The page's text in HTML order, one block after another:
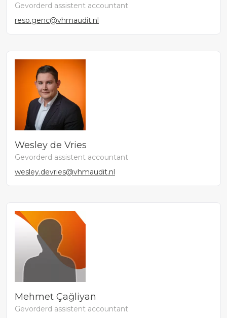
Gevorderd assistent accountant
reso.genc@vhmaudit.nl
Wesley de Vries
Gevorderd assistent accountant
wesley.devries@vhmaudit.nl
Mehmet Çağliyan
Gevorderd assistent accountant